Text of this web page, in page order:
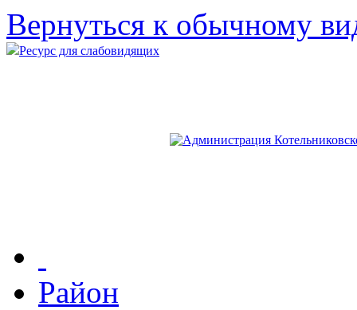
Вернуться к обычному
Ресурс для слабовидящих
Район